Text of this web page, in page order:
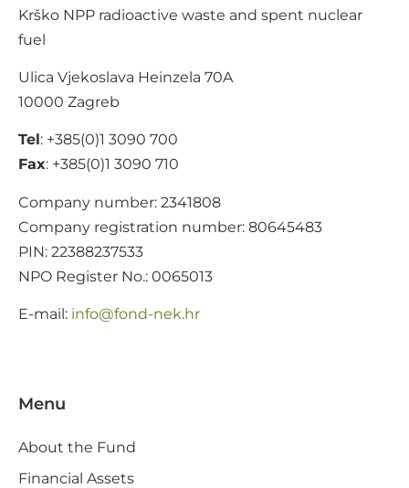
Krško NPP radioactive waste and spent nuclear
fuel
Ulica Vjekoslava Heinzela 70A
10000 Zagreb
Tel: +385(0)1 3090 700
Fax: +385(0)1 3090 710
Company number: 2341808
Company registration number: 80645483
PIN: 22388237533
NPO Register No.: 0065013
E-mail: rh.ken-dnof
@ofni
Menu
About the Fund
Financial Assets